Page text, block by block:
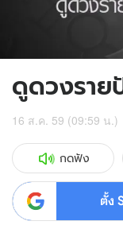
ดูดวงราย
16 ส.ค. 59 (09:59 น.)
กดฟัง
ตั้ง